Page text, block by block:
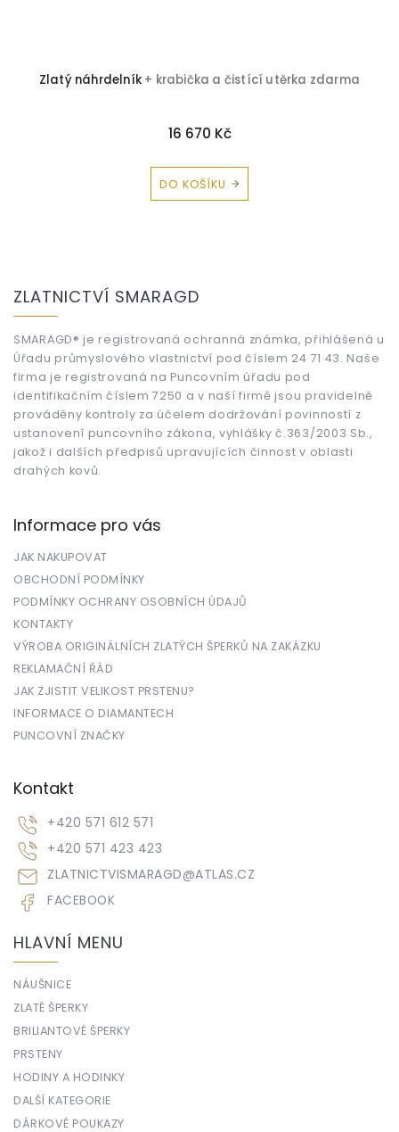
Zlatý náhrdelník + krabička a čistící utěrka zdarma
16 670 Kč
DO KOŠÍKU
ZLATNICTVÍ SMARAGD
SMARAGD® je registrovaná ochranná známka, přihlášená u
Úřadu průmyslového vlastnictví pod číslem 24 71 43. Naše
firma je registrovaná na Puncovním úřadu pod
identifikačním číslem 7250 a v naší firmě jsou pravidelně
prováděny kontroly za účelem dodržování povinností z
ustanovení puncovního zákona, vyhlášky č.363/2003 Sb.,
jakož i dalších předpisů upravujících činnost v oblasti
drahých kovů.
Informace pro vás
JAK NAKUPOVAT
OBCHODNÍ PODMÍNKY
PODMÍNKY OCHRANY OSOBNÍCH ÚDAJŮ
KONTAKTY
VÝROBA ORIGINÁLNÍCH ZLATÝCH ŠPERKŮ NA ZAKÁZKU
REKLAMAČNÍ ŘÁD
JAK ZJISTIT VELIKOST PRSTENU?
INFORMACE O DIAMANTECH
PUNCOVNÍ ZNAČKY
Kontakt
ZLATNICTVISMARAGD@ATLAS.CZ
+420 571 612 571
+420 571 423 423
FACEBOOK
HLAVNÍ MENU
NÁUŠNICE
ZLATÉ ŠPERKY
BRILIANTOVÉ ŠPERKY
PRSTENY
HODINY A HODINKY
DALŠÍ KATEGORIE
DÁRKOVÉ POUKAZY